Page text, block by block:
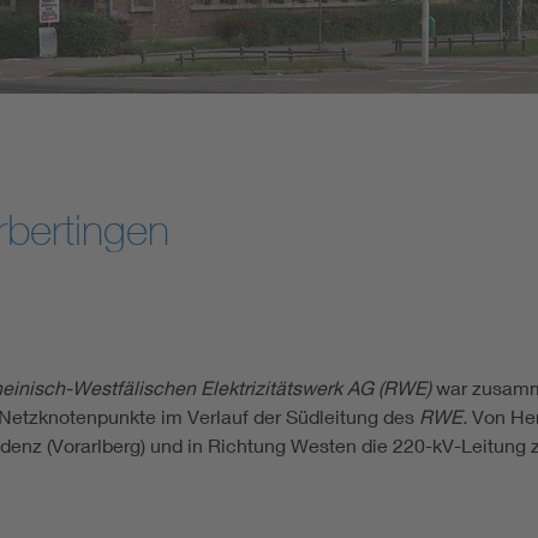
Westfälischen Elektrizitätswerk AG (RWE)war
im Verlauf der Südleitung des RWE. Von
(Vorarlberg) und in Richtung Westen die 220-kV-Leitung